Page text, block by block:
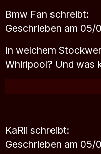
Bmw Fan schreibt:
Geschrieben am 05/
In welchem
Whirlpool? Und was
KaRli schreibt:
Geschrieben am 05/